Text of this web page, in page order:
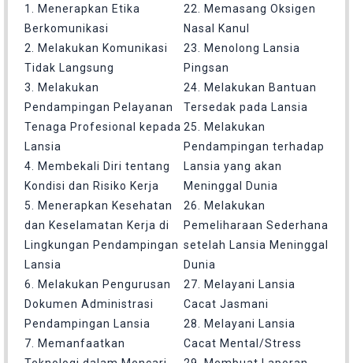
1. Menerapkan Etika
Berkomunikasi
2. Melakukan Komunikasi
Tidak Langsung
3. Melakukan
Pendampingan Pelayanan
Tenaga Profesional kepada
Lansia
4. Membekali Diri tentang
Kondisi dan Risiko Kerja
5. Menerapkan Kesehatan
dan Keselamatan Kerja di
Lingkungan Pendampingan
Lansia
6. Melakukan Pengurusan
Dokumen Administrasi
Pendampingan Lansia
7. Memanfaatkan
22. Memasang Oksigen
Nasal Kanul
23. Menolong Lansia
Pingsan
24. Melakukan Bantuan
Tersedak pada Lansia
25. Melakukan
Pendampingan terhadap
Lansia yang akan
Meninggal Dunia
26. Melakukan
Pemeliharaan Sederhana
setelah Lansia Meninggal
Dunia
27. Melayani Lansia
Cacat Jasmani
28. Melayani Lansia
Cacat Mental/Stress